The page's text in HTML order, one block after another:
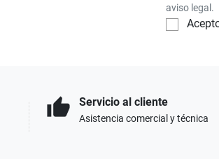
aviso legal.
thumb_up Servicio al cliente
Asistencia comercial y técnica